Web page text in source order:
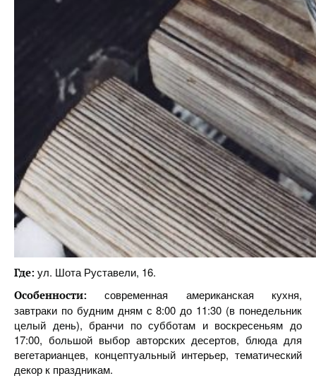
Где: ул. Шота Руставели, 16.
Особенности: современная американская кухня,
завтраки по будним дням с 8:00 до 11:30 (в понедельник
целый день), бранчи по субботам и воскресеньям до
17:00, большой выбор авторских десертов, блюда для
вегетарианцев, концептуальный интерьер, тематический
декор к праздникам.